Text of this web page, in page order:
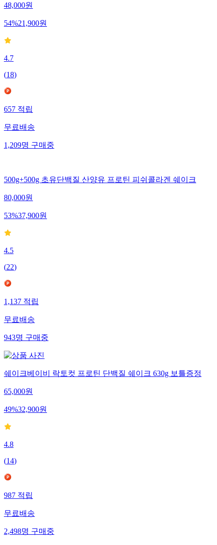
48,000원
54%21,900원
4.7
(18)
657 적립
무료배송
1,209명 구매중
500g+500g 초유단백질 산양유 프로틴 피쉬콜라겐 쉐이크
80,000원
53%37,900원
4.5
(22)
1,137 적립
무료배송
943명 구매중
쉐이크베이비 락토컷 프로틴 단백질 쉐이크 630g 보틀증정
65,000원
49%32,900원
4.8
(14)
987 적립
무료배송
2,498명 구매중